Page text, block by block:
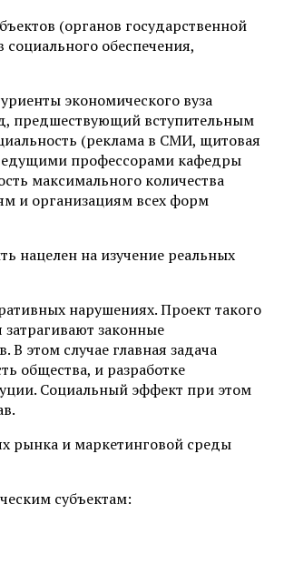
(органов государственной
обеспечения,
экономического вуза
предшествующий вступительным
(реклама в СМИ, щитовая
профессорами кафедры
максимального количества
и организациям всех форм
нацелен на изучение реальных
нарушениях. Проект такого
законные
этом случае главная задача
общества, и разработке
Социальный эффект при этом
рынка и маркетинговой среды
субъектам: